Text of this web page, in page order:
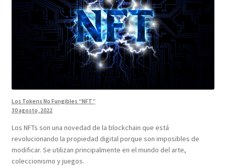
Los Tokens No Fungibles “NFT”
30 agosto, 2022
Los NFTs son una novedad de la blockchain que está
revolucionando la propiedad digital porque son imposibles de
modificar. Se utilizan principalmente en el mundo del arte,
coleccionismo y juegos.